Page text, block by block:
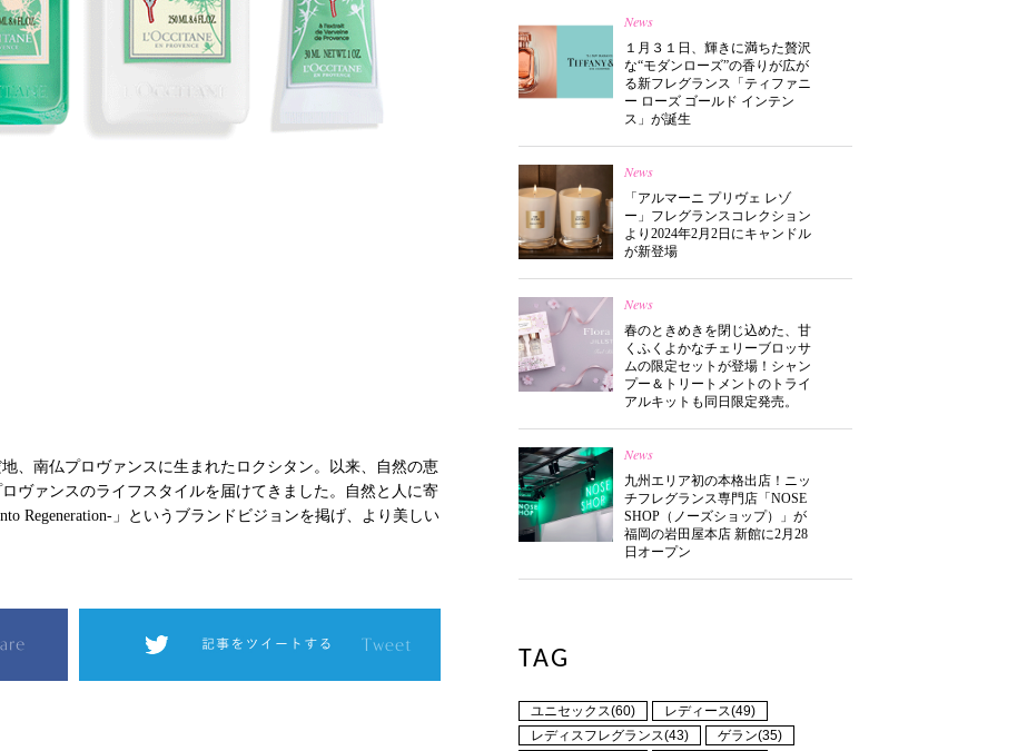
、南仏プロヴァンスに生まれたロクシタン。以来、自然の恵
ヴァンスのライフスタイルを届けてきました。自然と人に寄
Regeneration-」というブランドビジョンを掲げ、より美しい
News
１月３１日、輝きに満ちた贅沢
な“モダンローズ”の香りが広が
る新フレグランス「ティファニ
ー ローズ ゴールド インテン
ス」が誕生
News
「アルマーニ プリヴェ レゾ
ー」フレグランスコレクション
より2024年2月2日にキャンドル
が新登場
News
春のときめきを閉じ込めた、甘
くふくよかなチェリーブロッサ
ムの限定セットが登場！シャン
プー＆トリートメントのトライ
アルキットも同日限定発売。
News
九州エリア初の本格出店！ニッ
チフレグランス専門店「NOSE
SHOP（ノーズショップ）」が
福岡の岩田屋本店 新館に2月28
日オープン
TAG
ユニセックス(60)
レディース(49)
レディスフレグランス(43)
ゲラン(35)